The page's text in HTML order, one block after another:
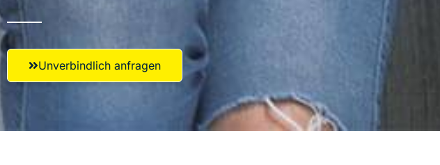
Unverbindlich anfragen